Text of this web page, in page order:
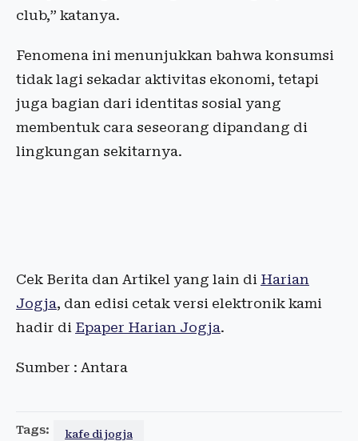
club,” katanya.
Fenomena ini menunjukkan bahwa konsumsi
tidak lagi sekadar aktivitas ekonomi, tetapi
juga bagian dari identitas sosial yang
membentuk cara seseorang dipandang di
lingkungan sekitarnya.
Cek Berita dan Artikel yang lain di Harian
Jogja, dan edisi cetak versi elektronik kami
hadir di Epaper Harian Jogja.
Sumber : Antara
Tags: kafe di jogja